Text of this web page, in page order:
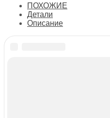
ПОХОЖИЕ
Детали
Описание